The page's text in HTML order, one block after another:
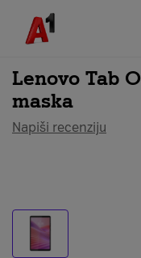
Svi uređaji
Lenovo Tab
maska
Napiši recenziju